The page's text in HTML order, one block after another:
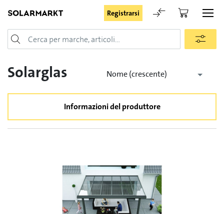
Registrarsi
Login
Password dimenticata
Richiesta di registrazione per login
Solarglas Nome (crescente)
Informazioni del produttore